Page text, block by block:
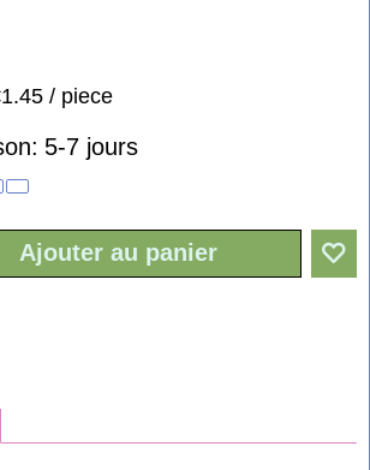
/ piece
5-7 jours
Ajouter au panier